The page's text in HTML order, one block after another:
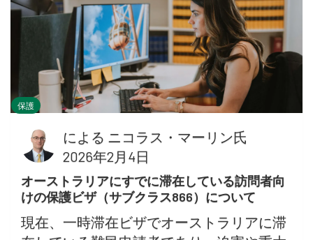
保護
による ニコラス・マーリン氏
2026年2月4日
オーストラリアにすでに滞在している訪問者向
けの保護ビザ（サブクラス866）について
現在、一時滞在ビザでオーストラリアに滞